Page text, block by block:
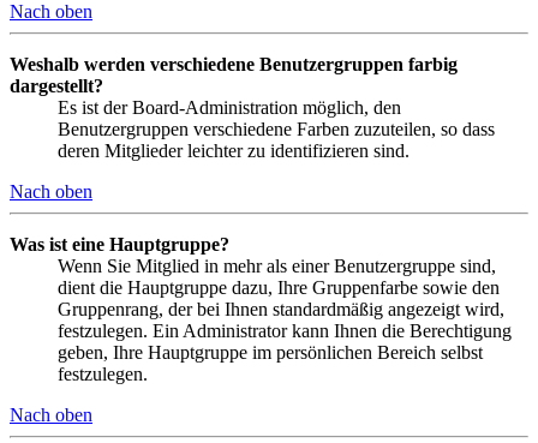
Nach oben
Weshalb werden verschiedene Benutzergruppen farbig
dargestellt?
Es ist der Board-Administration möglich, den
Benutzergruppen verschiedene Farben zuzuteilen, so dass
deren Mitglieder leichter zu identifizieren sind.
Nach oben
Was ist eine Hauptgruppe?
Wenn Sie Mitglied in mehr als einer Benutzergruppe sind,
dient die Hauptgruppe dazu, Ihre Gruppenfarbe sowie den
Gruppenrang, der bei Ihnen standardmäßig angezeigt wird,
festzulegen. Ein Administrator kann Ihnen die Berechtigung
geben, Ihre Hauptgruppe im persönlichen Bereich selbst
festzulegen.
Nach oben